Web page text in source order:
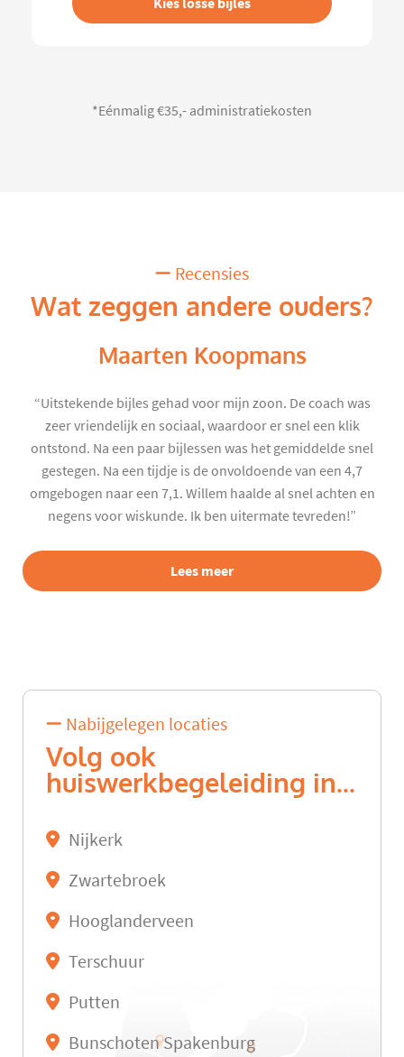
*Eénmalig €35,- administratiekosten
Recensies
Wat zeggen andere ouders?
Maarten Koopmans
“Uitstekende bijles gehad voor mijn zoon. De coach was
zeer vriendelijk en sociaal, waardoor er snel een klik
ontstond. Na een paar bijlessen was het gemiddelde snel
gestegen. Na een tijdje is de onvoldoende van een 4,7
omgebogen naar een 7,1. Willem haalde al snel achten en
negens voor wiskunde. Ik ben uitermate tevreden!”
Lees meer
Nabijgelegen locaties
Volg ook
huiswerkbegeleiding in...
Nijkerk
Zwartebroek
Hooglanderveen
Terschuur
Putten
Bunschoten Spakenburg